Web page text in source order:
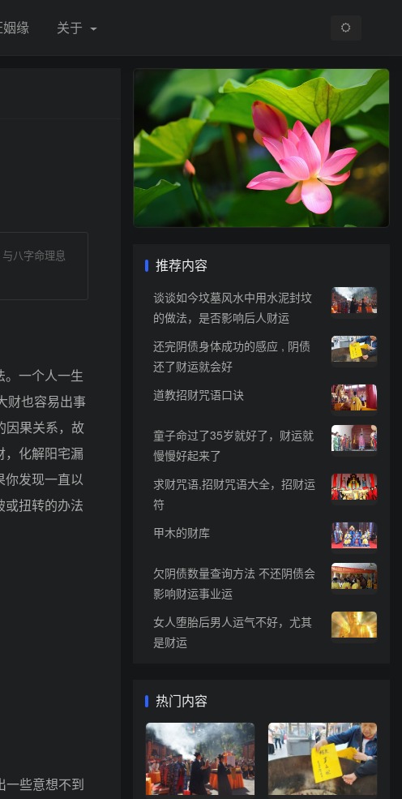
姻缘 关于
八字命理息
一个人一生
财也容易出事
因果关系，故
，化解阳宅漏
你发现一直以
或扭转的办法
些意想不到
推荐内容
谈谈如今坟墓风水中用水泥封坟
的做法，是否影响后人财运
还完阴债身体成功的感应 , 阴债
还了财运就会好
道教招财咒语口诀
童子命过了35岁就好了，财运就
慢慢好起来了
求财咒语,招财咒语大全，招财运
符
甲木的财库
欠阴债数量查询方法 不还阴债会
影响财运事业运
女人堕胎后男人运气不好，尤其
是财运
热门内容